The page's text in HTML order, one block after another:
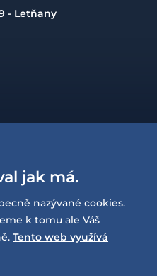
- Letňany
jak má.
nazývané cookies.
k tomu ale Váš
Tento web využívá